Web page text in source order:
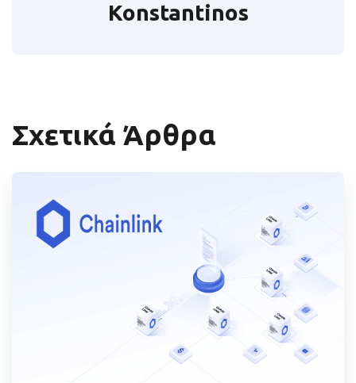
Konstantinos
Σχετικά Άρθρα